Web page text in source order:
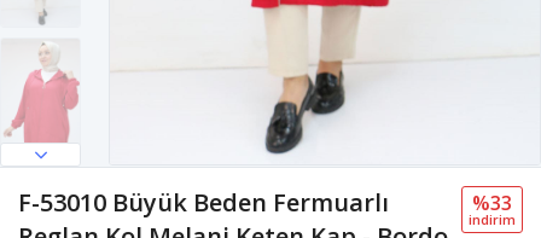
F-53010 Büyük Beden Fermuarlı
%33
i̇ndi̇ri̇m